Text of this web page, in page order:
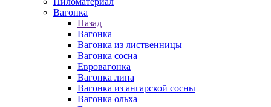
Вагонка
Назад
Вагонка
Вагонка из лиственницы
Вагонка сосна
Евровагонка
Вагонка липа
Вагонка из ангарской сосны
Вагонка ольха